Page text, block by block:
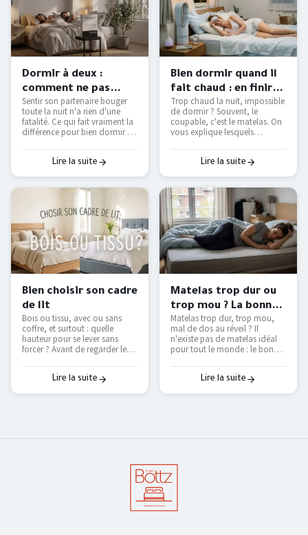
Dormir à deux :
comment ne pas
déranger son
partenaire ?
Sentir son partenaire bouger
toute la nuit n'a rien d'une
fatalité. Ce qui fait vraiment la
différence pour bien dormir à
avant d'acheter.
Lire la suite
Bien dormir quand il
fait chaud : en finir
avec les nuits moites
— Literie Bottz Liège
Trop chaud la nuit, impossible
de dormir ? Souvent, le
coupable, c'est le matelas. On
vous explique lesquels
vraiment, et comment
retrouver des nuits fraîches
sans tout remplacer.
Lire la suite
Bien choisir son cadre
de lit
Bois ou tissu, avec ou sans
coffre, et surtout : quelle
hauteur pour se lever sans
forcer ? Avant de regarder les
questions à se poser pour
choisir un cadre de lit qui dure
et qui vous facilite le
Lire la suite
Matelas trop dur ou
trop mou ? La bonne
fermeté selon votre
morphologie
Matelas trop dur, trop mou,
mal de dos au réveil ? Il
n'existe pas de matelas idéal
pour tout le monde : le bon
sommeil et de votre
corpulence. On vous explique
comment trouver le vôtre — et
Lire la suite